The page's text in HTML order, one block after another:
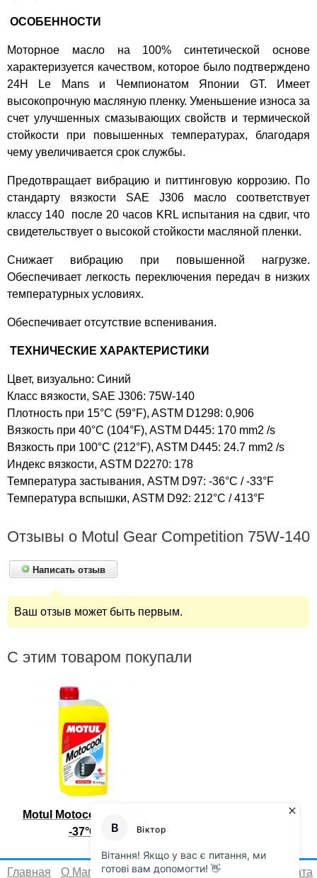
ОСОБЕННОСТИ
Моторное масло на 100% синтетической основе
характеризуется качеством, которое было подтверждено
24Н Le Mans и Чемпионатом Японии GT. Имеет
высокопрочную масляную пленку. Уменьшение износа за
счет улучшенных смазывающих свойств и термической
стойкости при повышенных температурах, благодаря
чему увеличивается срок службы.
Предотвращает вибрацию и питтинговую коррозию. По
стандарту вязкости SAE J306 масло соответствует
классу 140 после 20 часов KRL испытания на сдвиг, что
свидетельствует о высокой стойкости масляной пленки.
Снижает вибрацию при повышенной нагрузке.
Обеспечивает легкость переключения передач в низких
температурных условиях.
Обеспечивает отсутствие вспенивания.
ТЕХНИЧЕСКИЕ ХАРАКТЕРИСТИКИ
Цвет, визуально: Синий
Класс вязкости, SAE J306: 75W-140
Плотность при 15°C (59°F), ASTM D1298: 0,906
Вязкость при 40°C (104°F), ASTM D445: 170 mm2 /s
Вязкость при 100°C (212°F), ASTM D445: 24.7 mm2 /s
Индекс вязкости, ASTM D2270: 178
Температура застывания, ASTM D97: -36°C / -33°F
Температура вспышки, ASTM D92: 212°C / 413°F
Отзывы о Motul Gear Competition 75W-140
Написать отзыв
Ваш отзыв может быть первым.
С этим товаром покупали
Motul Motocool Expert
-37°C
Главная О Магазине Сертификаты Доставка и оплата